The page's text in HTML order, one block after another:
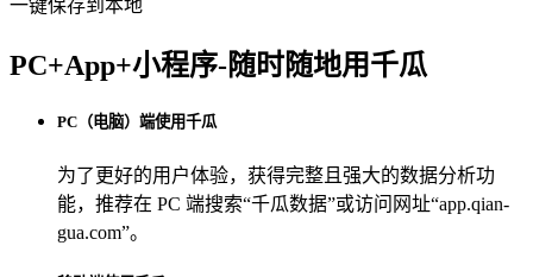
一键保存到本地
PC+App+小程序-随时随地用千瓜
PC（电脑）端使用千瓜
为了更好的用户体验，获得完整且强大的数据分析功
能，推荐在 PC 端搜索“千瓜数据”或访问网址“app.qian-
gua.com”。